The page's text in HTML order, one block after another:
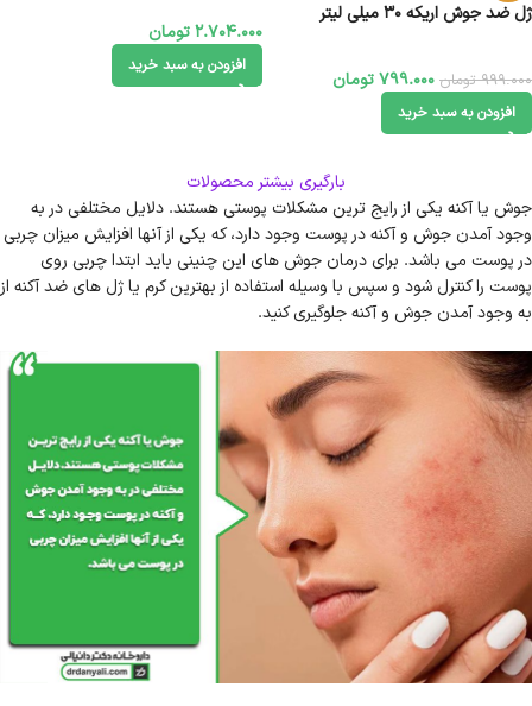
ژل ضد جوش اریکه 30 میلی لیتر
999.000 تومان 799.000تومان
افزودن به سبد خرید
2.704.000تومان
افزودن به سبد خرید
بارگیری بیشتر محصولات
جوش یا آکنه یکی از رایج ترین مشکلات پوستی هستند. دلایل مختلفی در به
وجود آمدن جوش و آکنه در پوست وجود دارد، که یکی از آنها افزایش میزان چربی
در پوست می باشد. برای درمان جوش های این چنینی باید ابتدا چربی روی
پوست را کنترل شود و سپس با وسیله استفاده از بهترین کرم یا ژل های ضد آکنه از
به وجود آمدن جوش و آکنه جلوگیری کنید.